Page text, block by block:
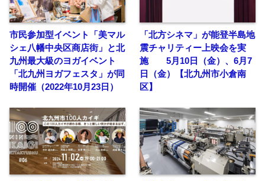
市民参加型イベント「美マル
シェ八幡中央区商店街」と北
九州最大級のヨガイベント
「北九州ヨガフェスタ」が同
時開催（2022年10月23日）
「北方シネマ」が能登半島地
震チャリティー上映会を実
施 5月10日（金）、6月7
日（金）【北九州市小倉南
区】